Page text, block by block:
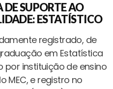
SUPORTE AO
ESTATÍSTICO
registrado, de
em Estatística
instituição de ensino
MEC, e registro no